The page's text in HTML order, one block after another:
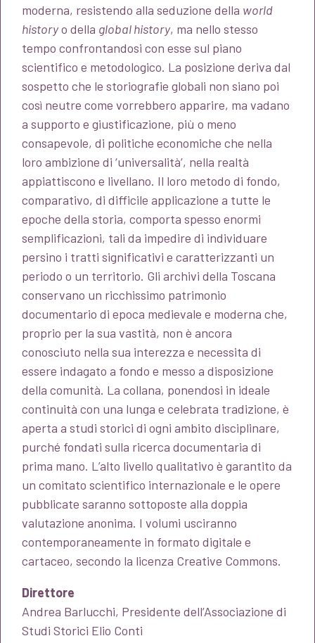
moderna, resistendo alla seduzione della world
historyo della global history, ma nello stesso
tempo confrontandosi con esse sul piano
scientifico e metodologico. La posizione deriva dal
sospetto che le storiografie globali non siano poi
così neutre come vorrebbero apparire, ma vadano
a supporto e giustificazione, più o meno
consapevole, di politiche economiche che nella
loro ambizione di ‘universalità’, nella realtà
appiattiscono e livellano. Il loro metodo di fondo,
comparativo, di difficile applicazione a tutte le
epoche della storia, comporta spesso enormi
semplificazioni, tali da impedire di individuare
persino i tratti significativi e caratterizzanti un
periodo o un territorio. Gli archivi della Toscana
conservano un ricchissimo patrimonio
documentario di epoca medievale e moderna che,
proprio per la sua vastità, non è ancora
conosciuto nella sua interezza e necessita di
essere indagato a fondo e messo a disposizione
della comunità. La collana, ponendosi in ideale
continuità con una lunga e celebrata tradizione, è
aperta a studi storici di ogni ambito disciplinare,
purché fondati sulla ricerca documentaria di
prima mano. L’alto livello qualitativo è garantito da
un comitato scientifico internazionale e le opere
pubblicate saranno sottoposte alla doppia
valutazione anonima. I volumi usciranno
contemporaneamente in formato digitale e
cartaceo, secondo la licenza Creative Commons.
Direttore
Andrea Barlucchi, Presidente dell’Associazione di
Studi Storici Elio Conti